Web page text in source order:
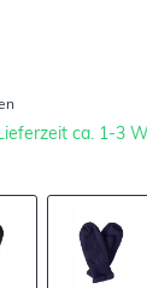
ca. 1-3